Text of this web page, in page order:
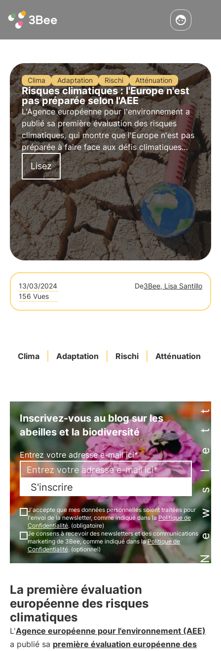
Clima Adaptation Rischi Atténuation
Risques climatiques : l'Europe n'est
pas préparée selon l'AEE
L'Agence européenne pour l'environnement a
publié sa première évaluation des risques
climatiques, qui montre que l'Europe n'est pas
préparée à faire face aux défis climatiques
croissants. Pour en savoir plus, consultez cet
article.
Lisez
13/03/2024 De3Bee, Lisa Santillo
156 Vues
Clima Adaptation Rischi AtténuationNewsletter
Inscrivez-vous au blog sur les
abeilles et la biodiversité
Entrez votre adresse e-mail ici*
S'inscrire
J'accepte que mes données personnelles soient traitées pour
l'envoi de la newsletter, comme indiqué dans laPolitique de
Confidentialité. (obligatoire)
Je consens à recevoir des newsletters et des communications
marketing de 3Bee, comme indiqué dans laPolitique de
Confidentialité. (optionnel)
La première évaluation
européenne des risques
climatiques
L'Agence européenne pour l'environnement (AEE)
a publié sa première évaluation européenne des